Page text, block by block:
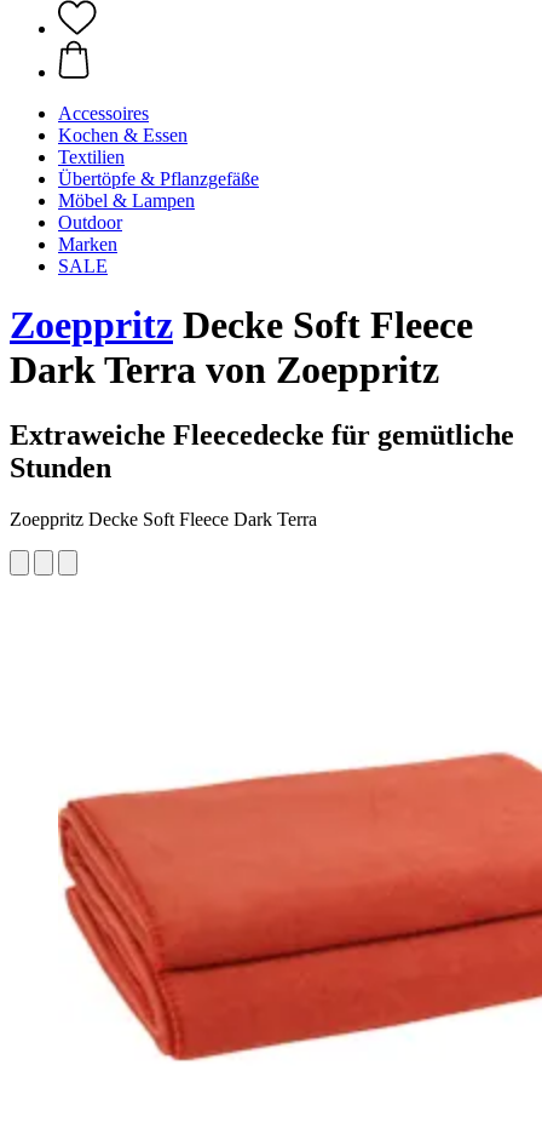
Accessoires
Kochen & Essen
Textilien
Übertöpfe & Pflanzgefäße
Möbel & Lampen
Outdoor
Marken
SALE
Zoeppritz Decke Soft Fleece
Dark Terra von Zoeppritz
Extraweiche Fleecedecke für gemütliche
Stunden
Zoeppritz Decke Soft Fleece Dark Terra